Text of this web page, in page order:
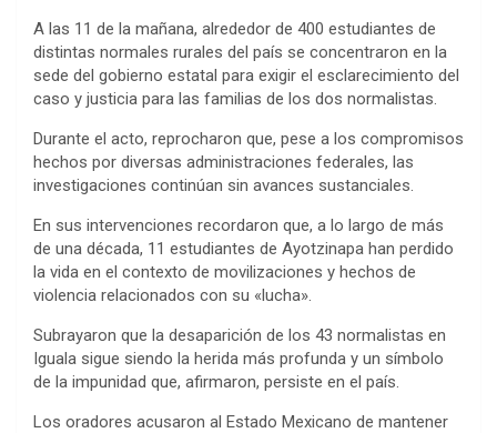
A las 11 de la mañana, alrededor de 400 estudiantes de
distintas normales rurales del país se concentraron en la
sede del gobierno estatal para exigir el esclarecimiento del
caso y justicia para las familias de los dos normalistas.
Durante el acto, reprocharon que, pese a los compromisos
hechos por diversas administraciones federales, las
investigaciones continúan sin avances sustanciales.
En sus intervenciones recordaron que, a lo largo de más
de una década, 11 estudiantes de Ayotzinapa han perdido
la vida en el contexto de movilizaciones y hechos de
violencia relacionados con su «lucha».
Subrayaron que la desaparición de los 43 normalistas en
Iguala sigue siendo la herida más profunda y un símbolo
de la impunidad que, afirmaron, persiste en el país.
Los oradores acusaron al Estado Mexicano de mantener